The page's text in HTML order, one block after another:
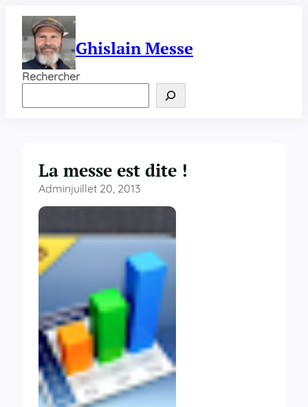
contenu
Ghislain Messe
Rechercher
La messe est dite !
Adminjuillet 20, 2013